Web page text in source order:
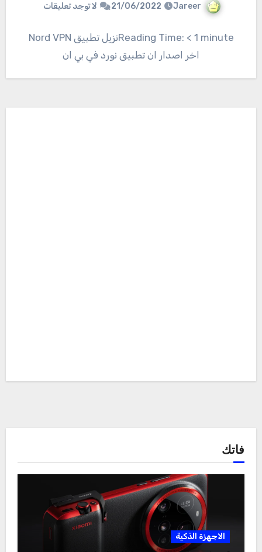
Jareer
21/06/2022 لا توجد تعليقات
Reading Time: < 1 minuteنزيل تطبيق Nord VPN
اخر اصدار ان تطبيق نورد في بي ان
فاتك
الاجهزة الذكية